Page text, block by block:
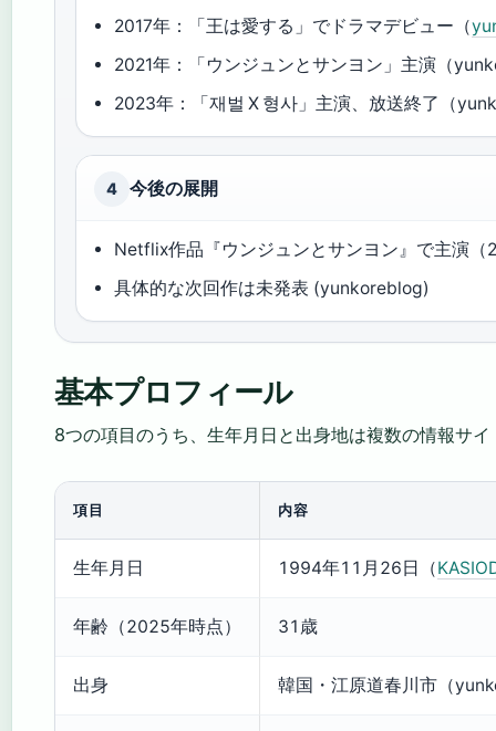
2017年：「王は愛する」でドラマデビュー（
2021年：「ウンジュンとサンヨン」主演（
2023年：「재벌 X 형사」主演、放送終了（
4 今後の展開
Netflix作品『ウンジュンとサンヨン』で主演
具体的な次回作は未発表 (yunkoreblog)
基本プロフィール
8つの項目のうち、生年月日と出身地は複数の情報サ
項目 内容
生年月日 1994年11月26日（
年齢（2025年時点） 31歳
出身 韓国・江原道春川市（